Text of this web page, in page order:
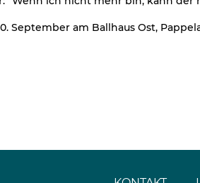
September am Ballhaus Ost,